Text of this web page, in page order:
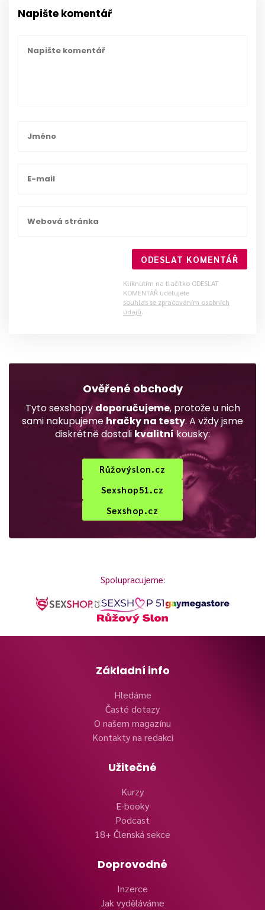
Napište komentář
ODESLAT KOMENTÁŘ
Kliknutím na tlačítko ODESLAT
KOMENTÁŘ udělujete
souhlas se zpracováním osobních
údajů.
Ověřené obchody
Tyto sexshopy doporučujeme, protože u nich
sami nakupujeme hračky na testy. A vždy jsme
diskrétně dostali kvalitníkousky:
Růžovýslon.cz
Sexshop51.cz
Sexshop.cz
Spolupracujeme:
Základní info
Hledáme
Časté dotazy
O našem magazínu
Kontakty na redakci
Užitečné
Kurzy
E-booky
Podcast
18+ Členská sekce
Doprovodné
Inzerce
Jak vyděláváme